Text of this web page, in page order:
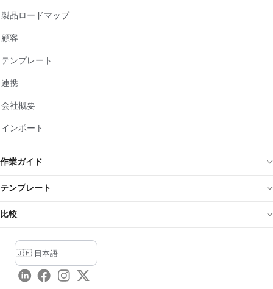
製品ロードマップ
顧客
テンプレート
連携
会社概要
インポート
作業ガイド
テンプレート
比較
LinkedInFacebook
Instagram
Twitter